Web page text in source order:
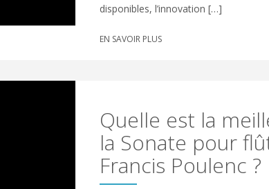
disponibles, l’innovation […]
EN SAVOIR PLUS
Quelle est la
la Sonate pour
Francis Poulenc ?